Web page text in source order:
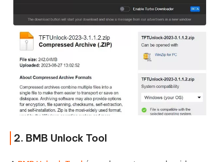
2. BMB Unlock Tool